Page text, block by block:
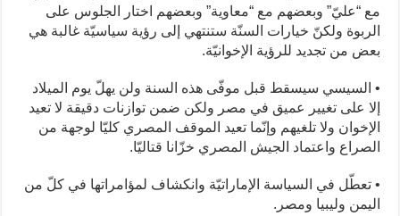
مع “عليّ” وبعضهم مع “معاوية” وبعضهم اختار الجلوس على
الربوة ولكنّ خيارات السنّة ستنتهي إلى رؤية سياسيّة غالبة هي
بعض من تجديد للرؤية الإخوانيّة.
• السيسي سيسقط قبل موفّى هذه السنة ولن يهلّ يوم الميلاد
إلا على تغيير عميق في مصر ولكن ضمن توازنات دقيقة لا تعيد
الإخوان ولا تلغيهم وإنّما تعيد الموقف المصري كليّا لوجهة من
الصراع واعتماد الجيش المصري خزّانا قتاليّا.
• تعطّل في السياسة الإماراتيّة وانكشاف لمؤامراتها في كلّ من
اليمن وليبيا ومصر.